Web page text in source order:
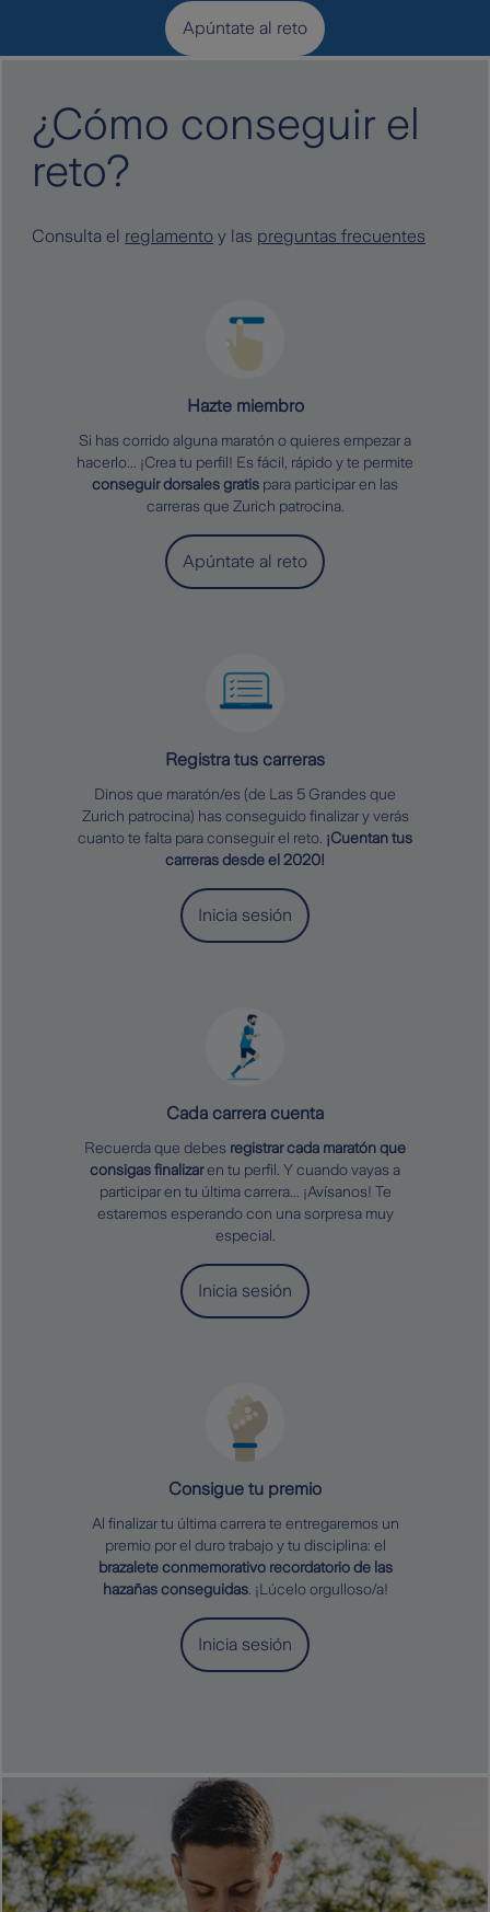
Apúntate al reto
¿Cómo conseguir el
reto?
Consulta el reglamento y las preguntas frecuentes
Hazte miembro
Si has corrido alguna maratón o quieres empezar a
hacerlo... ¡Crea tu perfil! Es fácil, rápido y te permite
conseguir dorsales gratis para participar en las
carreras que Zurich patrocina.
Apúntate al reto
Registra tus carreras
Dinos que maratón/es (de Las 5 Grandes que
Zurich patrocina) has conseguido finalizar y verás
cuanto te falta para conseguir el reto. ¡Cuentan tus
carreras desde el 2020!
Inicia sesión
Cada carrera cuenta
Recuerda que debes registrar cada maratón que
consigas finalizaren tu perfil. Y cuando vayas a
participar en tu última carrera... ¡Avísanos! Te
estaremos esperando con una sorpresa muy
especial.
Inicia sesión
Consigue tu premio
Al finalizar tu última carrera te entregaremos un
premio por el duro trabajo y tu disciplina: el
brazalete conmemorativo recordatorio de las
hazañas conseguidas. ¡Lúcelo orgulloso/a!
Inicia sesión